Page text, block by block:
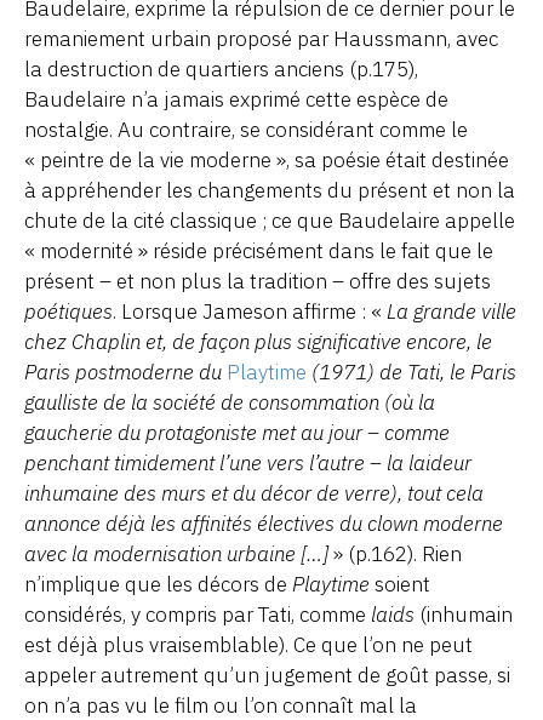
Baudelaire, exprime la répulsion de ce dernier pour le
remaniement urbain proposé par Haussmann, avec
la destruction de quartiers anciens (p.175),
Baudelaire n’a jamais exprimé cette espèce de
nostalgie. Au contraire, se considérant comme le
« peintre de la vie moderne », sa poésie était destinée
à appréhender les changements du présent et non la
chute de la cité classique ; ce que Baudelaire appelle
« modernité » réside précisément dans le fait que le
présent – et non plus la tradition – offre des sujets
poétiques. Lorsque Jameson affirme : « La grande ville
chez Chaplin et, de façon plus significative encore, le
Paris postmoderne du Playtime (1971) de Tati, le Paris
gaulliste de la société de consommation (où la
gaucherie du protagoniste met au jour – comme
penchant timidement l’une vers l’autre – la laideur
inhumaine des murs et du décor de verre), tout cela
annonce déjà les affinités électives du clown moderne
avec la modernisation urbaine […]» (p.162). Rien
n’implique que les décors de Playtime soient
considérés, y compris par Tati, comme laids (inhumain
est déjà plus vraisemblable). Ce que l’on ne peut
appeler autrement qu’un jugement de goût passe, si
on n’a pas vu le film ou l’on connaît mal la